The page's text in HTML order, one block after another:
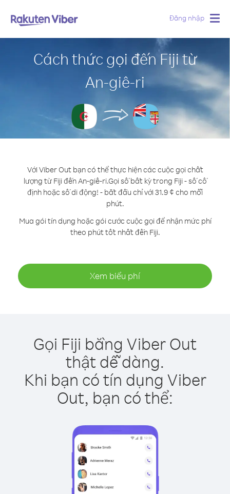
Đăng nhập
Cách thức gọi đến Fiji từ
An-giê-ri
Với Viber Out bạn có thể thực hiện các cuộc gọi chất
lượng từ Fiji đến An-giê-ri.Gọi số bất kỳ trong Fiji - số cố
định hoặc số di động! - bắt đầu chỉ với 31.9 ¢ cho mỗi
phút.
Mua gói tín dụng hoặc gói cước cuộc gọi để nhận mức phí
theo phút tốt nhất đến Fiji.
Xem biểu phí
Gọi Fiji bằng Viber Out
thật dễ dàng.
Khi bạn có tín dụng Viber
Out, bạn có thể: